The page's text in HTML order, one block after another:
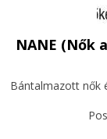
NANE (Nők
Bántalmazott nők